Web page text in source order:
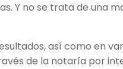
Y no se trata de una
así como en
de la notaría por